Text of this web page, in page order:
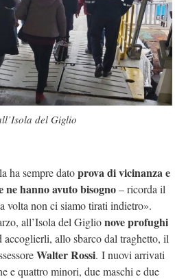
del Giglio
ha sempre datoprova di vicinanza e
ne hanno avuto bisogno– ricorda il
volta non ci siamo tirati indietro».
all’Isola del Giglionove profughi
accoglierli, allo sbarco dal traghetto, il
Walter Rossi. I nuovi arrivati
e quattro minori, due maschi e due